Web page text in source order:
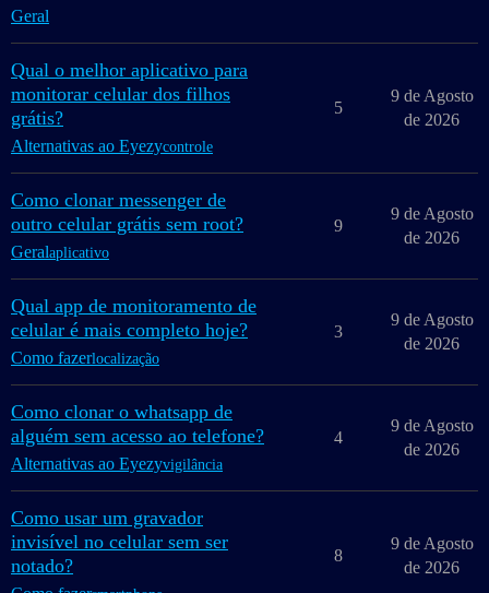
Geral
Qual o melhor aplicativo para
monitorar celular dos filhos
grátis?
Alternativas ao Eyezycontrole
5
9 de Agosto
de 2026
Como clonar messenger de
outro celular grátis sem root?
Geralaplicativo
9
9 de Agosto
de 2026
Qual app de monitoramento de
celular é mais completo hoje?
Como fazerlocalização
3
9 de Agosto
de 2026
Como clonar o whatsapp de
alguém sem acesso ao telefone?
Alternativas ao Eyezyvigilância
4
9 de Agosto
de 2026
Como usar um gravador
invisível no celular sem ser
notado?
8
9 de Agosto
de 2026